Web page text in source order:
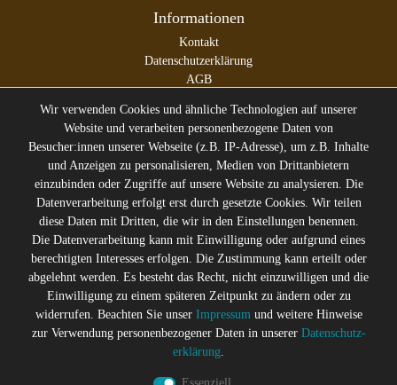
Informationen
Kontakt
Datenschutzerklärung
AGB
* Alle Preise inkl. gesetzl. Mehrwertsteuer zzgl.Versandkosten
** Die durchgestrichenen Preise entsprechen dem ehemaligen
Preis des Verkäufers
Gerne halten wir Sie auf dem
Laufenden
Abonniere den Suicide Glam Newsletter um über Trends,
Schnäppchen, Gutscheine Aktionen und Angebote per E-
Mail informiert zu werden, und erhalte einen 10% Rabatt
Gutschein nach erfolgreicher Anmeldung. Eine
Abmeldung ist jederzeit möglich
Wir verwenden Cookies und ähnliche Technologien auf unserer
Website und verarbeiten personenbezogene Daten von
Besucher:innen unserer Webseite (z.B. IP-Adresse), um z.B. Inhalte
und Anzeigen zu personalisieren, Medien von Drittanbietern
einzubinden oder Zugriffe auf unsere Website zu analysieren. Die
Datenverarbeitung erfolgt erst durch gesetzte Cookies. Wir teilen
diese Daten mit Dritten, die wir in den Einstellungen benennen.
Die Datenverarbeitung kann mit Einwilligung oder aufgrund eines
berechtigten Interesses erfolgen. Die Zustimmung kann erteilt oder
abgelehnt werden. Es besteht das Recht, nicht einzuwilligen und die
Einwilligung zu einem späteren Zeitpunkt zu ändern oder zu
widerrufen. Beachten Sie unser Impressumund weitere Hinweise
zur Verwendung personenbezogener Daten in unserer Daten­schutz­
erklärung.